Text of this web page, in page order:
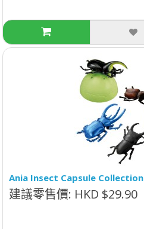
Ania Insect Capsule Collection
建議零售價: HKD $29.90